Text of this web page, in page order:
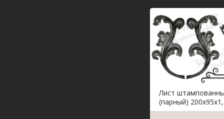
Лист
(парный)